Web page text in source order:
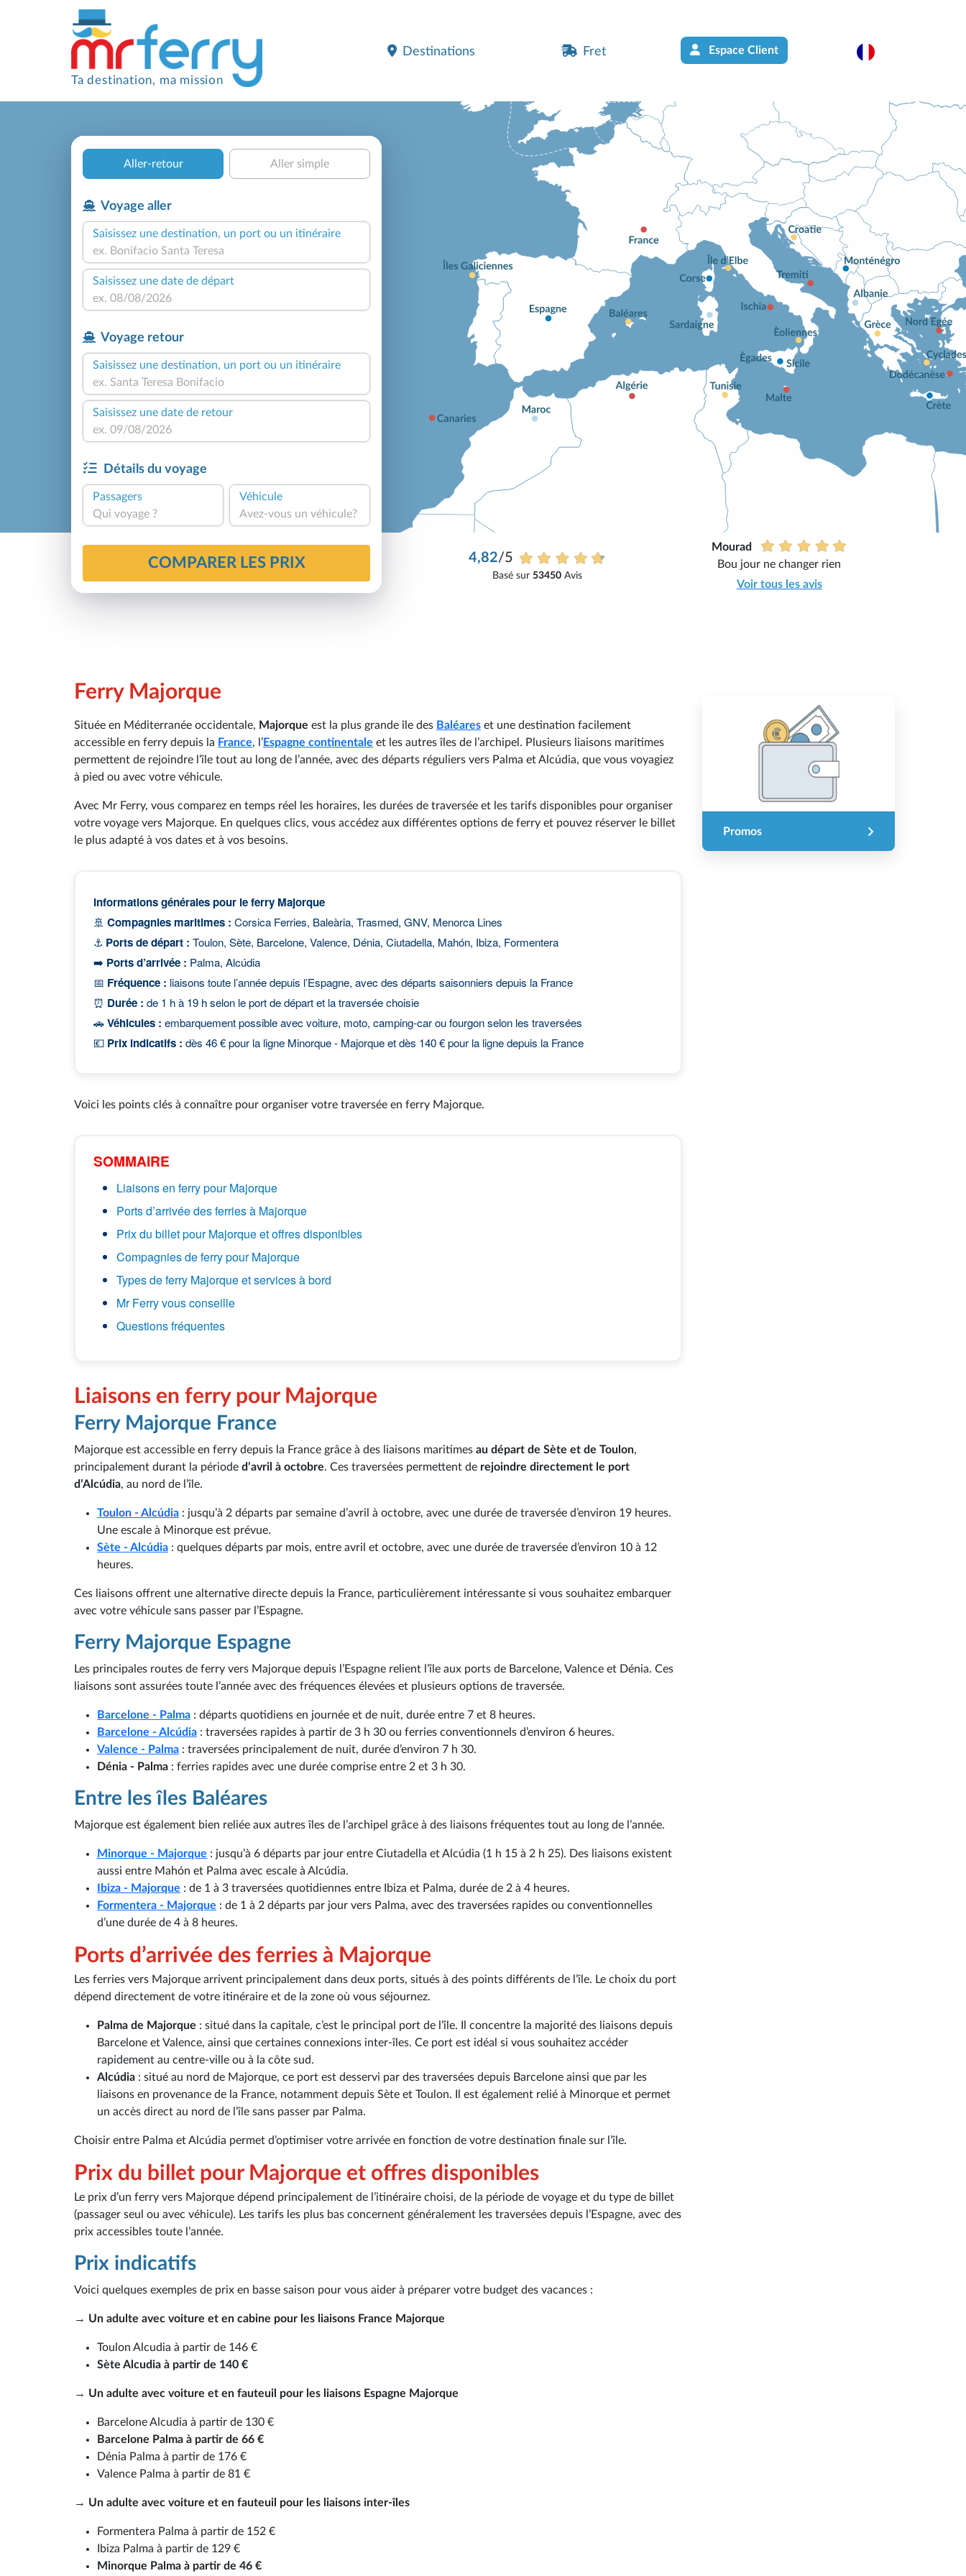
Ta destination, ma mission
Destinations Fret Espace Client
Aller-retour Aller simple
Voyage aller
Saisissez une destination, un port ou un itinéraire
Saisissez une date de départ
Voyage retour
Saisissez une destination, un port ou un itinéraire
Saisissez une date de retour
Détails du voyage
Passagers
Qui voyage ?
Véhicule
Avez-vous un véhicule?
COMPARER LES PRIX 4,82/5
Basé sur 53450Avis
Mourad
Bou jour ne changer rien
Voir tous les avis
Ferry Majorque
Située en Méditerranée occidentale, Majorque est la plus grande île des Baléares et une destination facilement
accessible en ferry depuis la France, l’Espagne continentale et les autres îles de l’archipel. Plusieurs liaisons maritimes
permettent de rejoindre l’île tout au long de l’année, avec des départs réguliers vers Palma et Alcúdia, que vous voyagiez
à pied ou avec votre véhicule.
Avec Mr Ferry, vous comparez en temps réel les horaires, les durées de traversée et les tarifs disponibles pour organiser
votre voyage vers Majorque. En quelques clics, vous accédez aux différentes options de ferry et pouvez réserver le billet
le plus adapté à vos dates et à vos besoins.
Informations générales pour le ferry Majorque
🚢 Compagnies maritimes : Corsica Ferries, Baleària, Trasmed, GNV, Menorca Lines
⚓ Ports de départ : Toulon, Sète, Barcelone, Valence, Dénia, Ciutadella, Mahón, Ibiza, Formentera
➡️ Ports d’arrivée : Palma, Alcúdia
📅 Fréquence : liaisons toute l’année depuis l’Espagne, avec des départs saisonniers depuis la France
⏰ Durée : de 1 h à 19 h selon le port de départ et la traversée choisie
🚗Véhicules : embarquement possible avec voiture, moto, camping-car ou fourgon selon les traversées
💶 Prix indicatifs : dès 46 € pour la ligne Minorque - Majorque et dès 140 € pour la ligne depuis la France
Voici les points clés à connaître pour organiser votre traversée en ferry Majorque.
SOMMAIRE
Liaisons en ferry pour Majorque
Ports d’arrivée des ferries à Majorque
Prix du billet pour Majorque et offres disponibles
Compagnies de ferry pour Majorque
Types de ferry Majorque et services à bord
Mr Ferry vous conseille
Questions fréquentes
Liaisons en ferry pour Majorque
Ferry Majorque France
Majorque est accessible en ferry depuis la France grâce à des liaisons maritimes au départ de Sète et de Toulon,
principalement durant la période d’avril à octobre. Ces traversées permettent de rejoindre directement le port
d’Alcúdia, au nord de l’île.
Toulon - Alcúdia : jusqu’à 2 départs par semaine d’avril à octobre, avec une durée de traversée d’environ 19 heures.
Une escale à Minorque est prévue.
Sète - Alcúdia : quelques départs par mois, entre avril et octobre, avec une durée de traversée d’environ 10 à 12
heures.
Ces liaisons offrent une alternative directe depuis la France, particulièrement intéressante si vous souhaitez embarquer
avec votre véhicule sans passer par l’Espagne.
Ferry Majorque Espagne
Les principales routes de ferry vers Majorque depuis l’Espagne relient l’île aux ports de Barcelone, Valence et Dénia. Ces
liaisons sont assurées toute l’année avec des fréquences élevées et plusieurs options de traversée.
Barcelone - Palma : départs quotidiens en journée et de nuit, durée entre 7 et 8 heures.
Barcelone - Alcúdia : traversées rapides à partir de 3 h 30 ou ferries conventionnels d’environ 6 heures.
Valence - Palma : traversées principalement de nuit, durée d’environ 7 h 30.
Dénia - Palma : ferries rapides avec une durée comprise entre 2 et 3 h 30.
Entre les îles Baléares
Majorque est également bien reliée aux autres îles de l’archipel grâce à des liaisons fréquentes tout au long de l’année.
Minorque - Majorque : jusqu’à 6 départs par jour entre Ciutadella et Alcúdia (1 h 15 à 2 h 25). Des liaisons existent
aussi entre Mahón et Palma avec escale à Alcúdia.
Ibiza - Majorque : de 1 à 3 traversées quotidiennes entre Ibiza et Palma, durée de 2 à 4 heures.
Formentera - Majorque : de 1 à 2 départs par jour vers Palma, avec des traversées rapides ou conventionnelles
d’une durée de 4 à 8 heures.
Ports d’arrivée des ferries à Majorque
Les ferries vers Majorque arrivent principalement dans deux ports, situés à des points différents de l’île. Le choix du port
dépend directement de votre itinéraire et de la zone où vous séjournez.
Palma de Majorque : situé dans la capitale, c’est le principal port de l’île. Il concentre la majorité des liaisons depuis
Barcelone et Valence, ainsi que certaines connexions inter-îles. Ce port est idéal si vous souhaitez accéder
rapidement au centre-ville ou à la côte sud.
Alcúdia : situé au nord de Majorque, ce port est desservi par des traversées depuis Barcelone ainsi que par les
liaisons en provenance de la France, notamment depuis Sète et Toulon. Il est également relié à Minorque et permet
un accès direct au nord de l’île sans passer par Palma.
Choisir entre Palma et Alcúdia permet d’optimiser votre arrivée en fonction de votre destination finale sur l’île.
Prix du billet pour Majorque et offres disponibles
Le prix d’un ferry vers Majorque dépend principalement de l’itinéraire choisi, de la période de voyage et du type de billet
(passager seul ou avec véhicule). Les tarifs les plus bas concernent généralement les traversées depuis l’Espagne, avec des
prix accessibles toute l’année.
Prix indicatifs
Voici quelques exemples de prix en basse saison pour vous aider à préparer votre budget des vacances :
→ Un adulte avec voiture et en cabine pour les liaisons France Majorque
Toulon Alcudia à partir de 146 €
Sète Alcudia à partir de 140 €
→ Un adulte avec voiture et en fauteuil pour les liaisons Espagne Majorque
Barcelone Alcudia à partir de 130 €
Barcelone Palma à partir de 66 €
Dénia Palma à partir de 176 €
Valence Palma à partir de 81 €
→ Un adulte avec voiture et en fauteuil pour les liaisons inter-îles
Formentera Palma à partir de 152 €
Ibiza Palma à partir de 129 €
Minorque Palma à partir de 46 €
Promos